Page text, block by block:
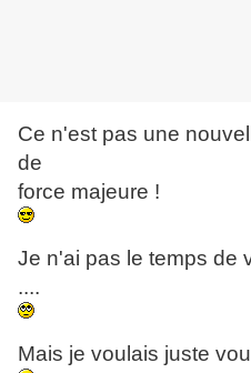
Ce n'est pas une
de
force majeure !
Je n'ai pas le temps de
....
Mais je voulais juste